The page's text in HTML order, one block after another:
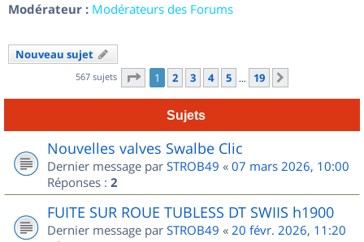
Modérateur : Modérateurs des Forums
Nouveau sujet
567 sujets Page 1sur
1 2 3 4 5 … 19
Sujets
Nouvelles valves Swalbe Clic
Dernier message par STROB49 « 07 mars 2026, 10:00
Réponses : 2
FUITE SUR ROUE TUBLESS DT SWIIS h1900
Dernier message par STROB49 « 20 févr. 2026, 11:20